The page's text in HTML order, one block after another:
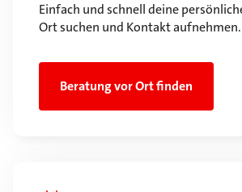
Einfach und schnell deine
Ort suchen und Kontakt aufnehmen.
Beratung vor Ort finden